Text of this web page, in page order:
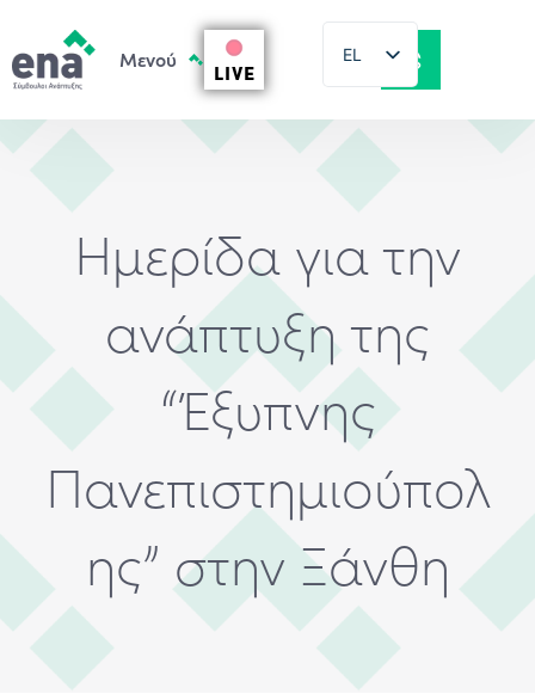
LIVE
EL
EN
Ημερίδα για την
ανάπτυξη της
“Έξυπνης
Πανεπιστημιούπολ
ης” στην Ξάνθη